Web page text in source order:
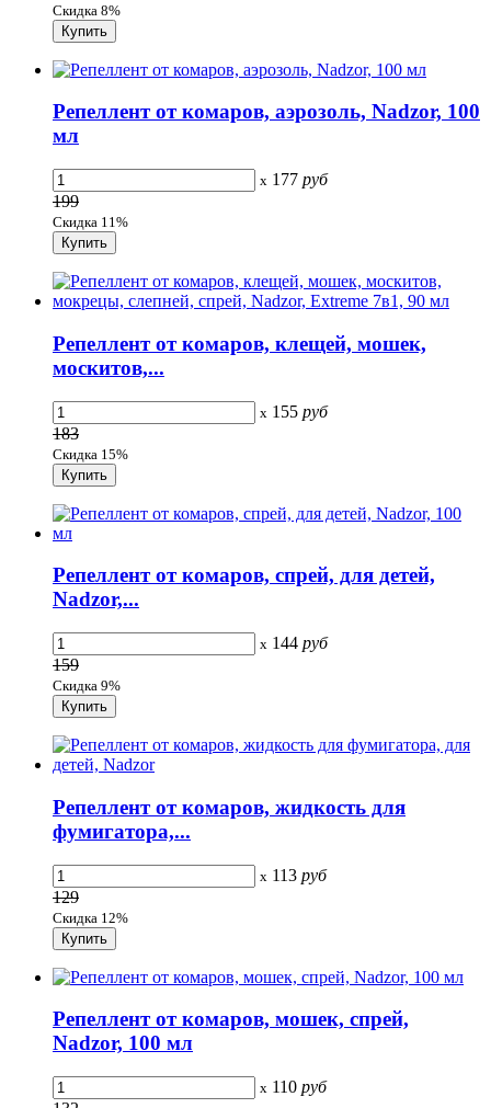
Скидка 8%
Репеллент от комаров, аэрозоль, Nadzor, 100
мл
x 177 руб
199
Скидка 11%
Репеллент от комаров, клещей, мошек,
москитов,...
x 155 руб
183
Скидка 15%
Репеллент от комаров, спрей, для детей,
Nadzor,...
x 144 руб
159
Скидка 9%
Репеллент от комаров, жидкость для
фумигатора,...
x 113 руб
129
Скидка 12%
Репеллент от комаров, мошек, спрей,
Nadzor, 100 мл
x 110 руб